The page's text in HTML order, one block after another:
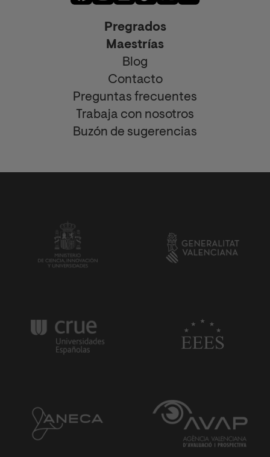
Pregrados
Maestrías
Blog
Contacto
Preguntas frecuentes
Trabaja con nosotros
Buzón de sugerencias